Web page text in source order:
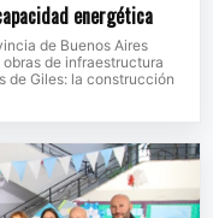
energética
de Buenos Aires
de infraestructura
de Giles: la construcción